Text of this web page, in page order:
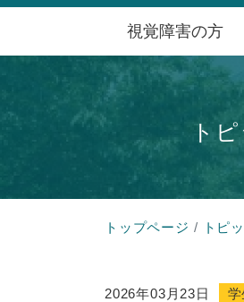
視覚障害の方
ト
トップページ トピ
2026年03月23日